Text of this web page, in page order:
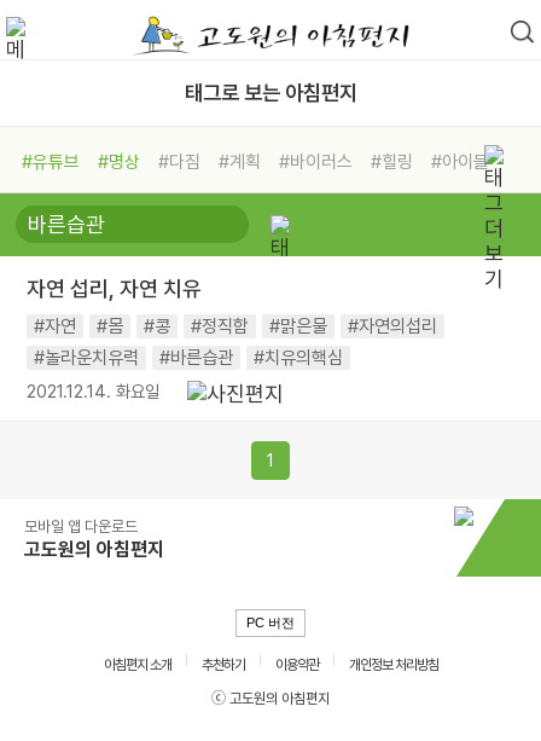
태그로 보는 아침편지
#유튜브 #명상 #다짐 #계획 #바이러스 #힐링
#아이들
#비전캠프
#독서캠프 #삶
#희망
#나눔 #친구 #링컨학교
#독서
#건강 #면역력
자연 섭리, 자연 치유
#자연 #몸 #콩 #정직함 #맑은물
#자연의섭리
#놀라운치유력
#바른습관 #치유의핵심
2021.12.14. 화요일
1
모바일 앱 다운로드
고도원의 아침편지
PC 버전
아침편지 소개 추천하기 이용약관
개인정보 처리방침
ⓒ 고도원의 아침편지